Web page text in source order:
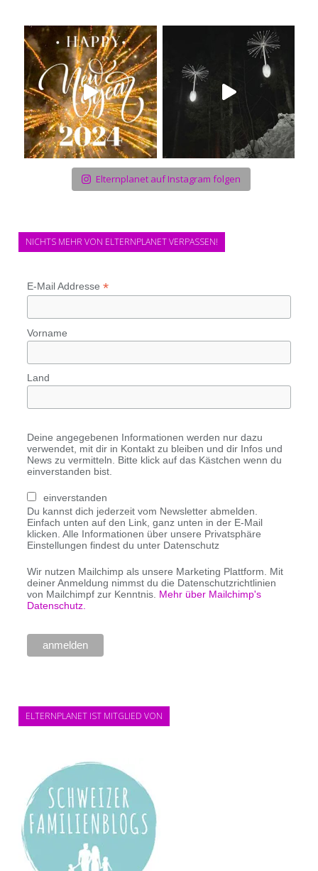
Elternplanet auf Instagram folgen
NICHTS MEHR VON ELTERNPLANET VERPASSEN!
E-Mail Addresse *
Vorname
Land
Deine angegebenen Informationen werden nur dazu
verwendet, mit dir in Kontakt zu bleiben und dir Infos und
News zu vermitteln. Bitte klick auf das Kästchen wenn du
einverstanden bist.
einverstanden
Du kannst dich jederzeit vom Newsletter abmelden.
Einfach unten auf den Link, ganz unten in der E-Mail
klicken. Alle Informationen über unsere Privatsphäre
Einstellungen findest du unter Datenschutz
Wir nutzen Mailchimp als unsere Marketing Plattform. Mit
deiner Anmeldung nimmst du die Datenschutzrichtlinien
von Mailchimpf zur Kenntnis. Mehr über Mailchimp's
Datenschutz.
ELTERNPLANET IST MITGLIED VON